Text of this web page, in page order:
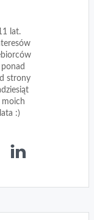
lat.
strony
moich
:)